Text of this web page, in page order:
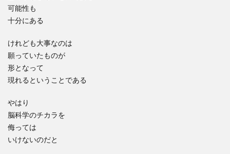
可能性も
十分にある
けれども大事なのは
願っていたものが
形となって
現れるということである
やはり
脳科学のチカラを
侮っては
いけないのだと